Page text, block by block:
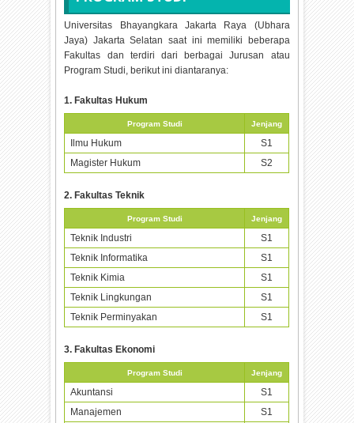
Universitas Bhayangkara Jakarta Raya (Ubhara
Jaya) Jakarta Selatan saat ini memiliki beberapa
Fakultas dan terdiri dari berbagai Jurusan atau
Program Studi, berikut ini diantaranya:
1. Fakultas Hukum
Program Studi Jenjang
Ilmu Hukum
S1
Magister Hukum
S2
2. Fakultas Teknik
Program Studi Jenjang
Teknik Industri
S1
Teknik Informatika
S1
Teknik Kimia
S1
Teknik Lingkungan
S1
Teknik Perminyakan
S1
3. Fakultas Ekonomi
Program Studi Jenjang
Akuntansi
S1
Manajemen
S1